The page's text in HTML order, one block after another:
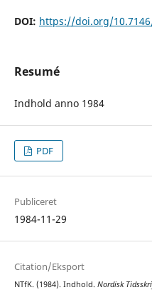
DOI: https://doi.org/
Resumé
Indhold anno 1984
PDF
Publiceret
1984-11-29
Citation/Eksport
NTfK. (1984). Indhold. Nordisk